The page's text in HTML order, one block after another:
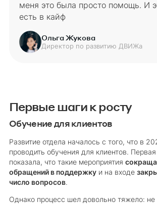
меня это была просто помощь. И
есть в кайф
Ольга Жукова
Директор по развитию ДВИЖа
Первые шаги к росту
Обучение для клиентов
Развитие отдела началось с того, что в
проводить обучения для клиентов.
показала, что такие мероприятия
обращений в поддержкуи на входе
число вопросов.
Однако процесс шел довольно тяжело: не